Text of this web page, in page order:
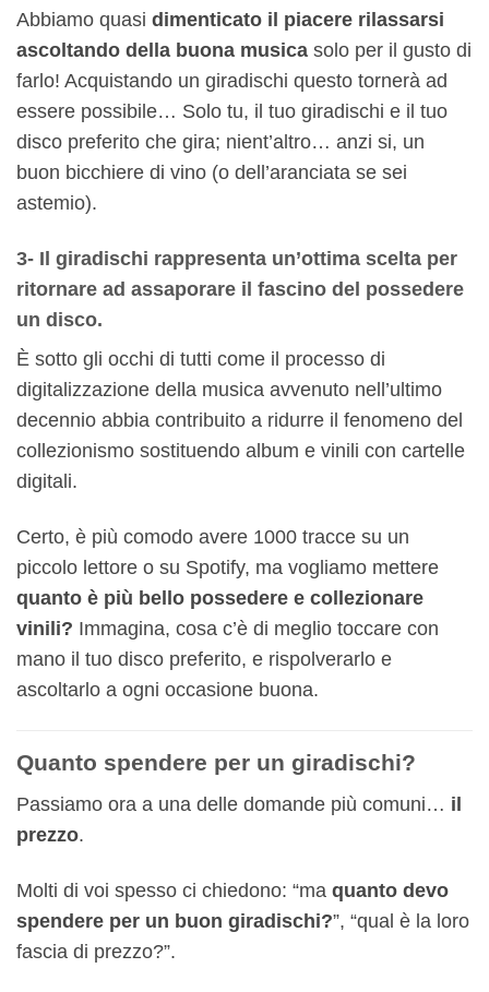
Abbiamo quasi dimenticato il piacere rilassarsi
ascoltando della buona musica solo per il gusto di
farlo! Acquistando un giradischi questo tornerà ad
essere possibile… Solo tu, il tuo giradischi e il tuo
disco preferito che gira; nient’altro… anzi si, un
buon bicchiere di vino (o dell’aranciata se sei
astemio).
3- Il giradischi rappresenta un’ottima scelta per
ritornare ad assaporare il fascino del possedere
un disco.
È sotto gli occhi di tutti come il processo di
digitalizzazione della musica avvenuto nell’ultimo
decennio abbia contribuito a ridurre il fenomeno del
collezionismo sostituendo album e vinili con cartelle
digitali.
Certo, è più comodo avere 1000 tracce su un
piccolo lettore o su Spotify, ma vogliamo mettere
quanto è più bello possedere e collezionare
vinili? Immagina, cosa c’è di meglio toccare con
mano il tuo disco preferito, e rispolverarlo e
ascoltarlo a ogni occasione buona.
Quanto spendere per un giradischi?
Passiamo ora a una delle domande più comuni… il
prezzo.
Molti di voi spesso ci chiedono: “ma quanto devo
spendere per un buon giradischi?”, “qual è la loro
fascia di prezzo?”.